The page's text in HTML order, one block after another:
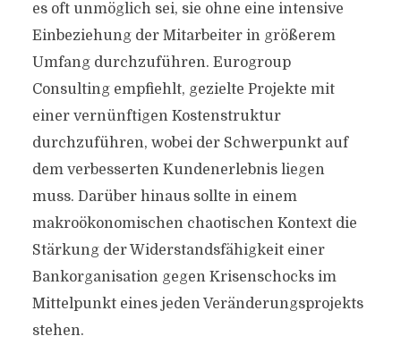
es oft unmöglich sei, sie ohne eine intensive
Einbeziehung der Mitarbeiter in größerem
Umfang durchzuführen. Eurogroup
Consulting empfiehlt, gezielte Projekte mit
einer vernünftigen Kostenstruktur
durchzuführen, wobei der Schwerpunkt auf
dem verbesserten Kundenerlebnis liegen
muss. Darüber hinaus sollte in einem
makroökonomischen chaotischen Kontext die
Stärkung der Widerstandsfähigkeit einer
Bankorganisation gegen Krisenschocks im
Mittelpunkt eines jeden Veränderungsprojekts
stehen.